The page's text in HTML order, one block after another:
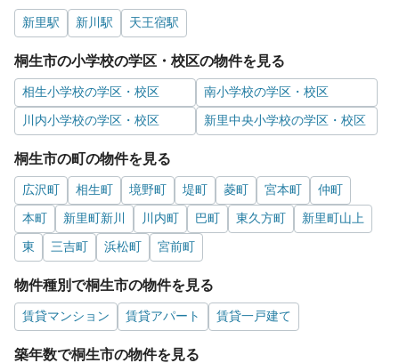
新里駅 新川駅 天王宿駅
桐生市の小学校の学区・校区の物件を見る
相生小学校の学区・校区
南小学校の学区・校区
川内小学校の学区・校区
新里中央小学校の学区・校区
桐生市の町の物件を見る
広沢町 相生町 境野町 堤町 菱町 宮本町
仲町
本町
新里町新川 川内町 巴町 東久方町
新里町山上
東
三吉町 浜松町 宮前町
物件種別で桐生市の物件を見る
賃貸マンション 賃貸アパート 賃貸一戸建て
築年数で桐生市の物件を見る